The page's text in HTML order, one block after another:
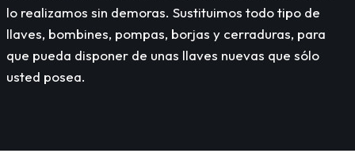
lo realizamos sin demoras. Sustituimos todo tipo de
llaves, bombines, pompas, borjas y cerraduras, para
que pueda disponer de unas llaves nuevas que sólo
usted posea.